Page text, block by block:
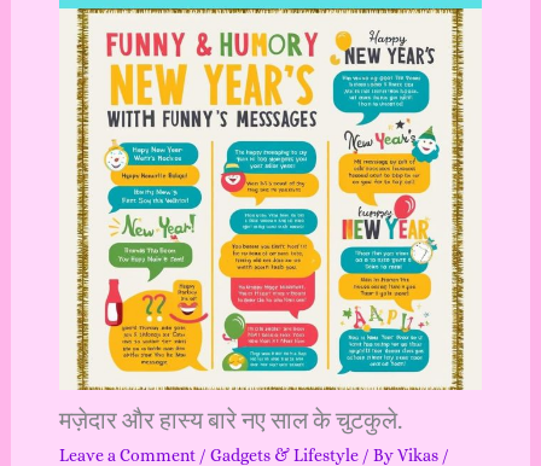
मज़ेदार और हास्य बारे नए साल के चुटकुले.
Leave a Comment / Gadgets & Lifestyle/ ByVikas /